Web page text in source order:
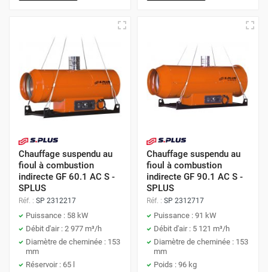
Chauffage suspendu au
fioul à combustion
indirecte GF 60.1 AC S -
SPLUS
Réf. : SP 2312217
Puissance : 58 kW
Débit d'air : 2 977 m³/h
Diamètre de cheminée : 153
mm
Réservoir : 65 l
Chauffage suspendu au
fioul à combustion
indirecte GF 90.1 AC S -
SPLUS
Réf. : SP 2312717
Puissance : 91 kW
Débit d'air : 5 121 m³/h
Diamètre de cheminée : 153
mm
Poids : 96 kg